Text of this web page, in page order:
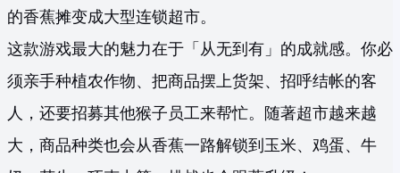
的香蕉摊变成大型连锁超市。
这款游戏最大的魅力在于「从无到有」的成就感。你必
须亲手种植农作物、把商品摆上货架、招呼结帐的客
人，还要招募其他猴子员工来帮忙。随著超市越来越
大，商品种类也会从香蕉一路解锁到玉米、鸡蛋、牛